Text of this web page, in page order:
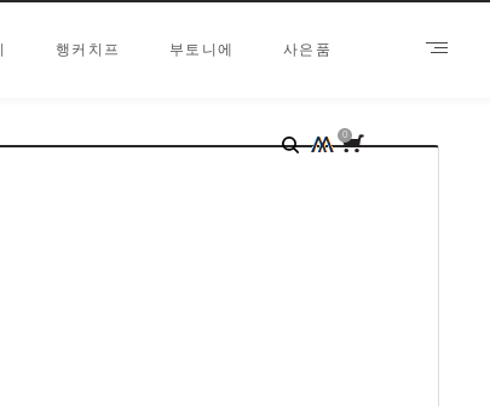
행커치프 부토니에 사은품
0